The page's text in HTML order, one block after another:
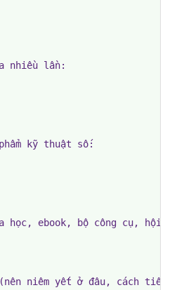
nhiều lần:
kỹ thuật số:
học, ebook, bộ công cụ, hội
(nên niêm yết ở đâu, cách